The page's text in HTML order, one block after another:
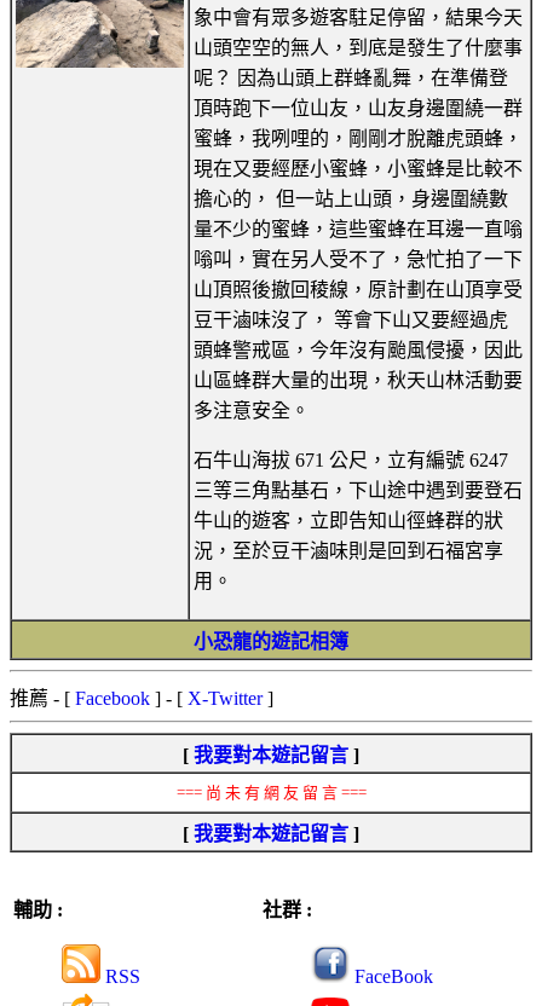
象中會有眾多遊客駐足停留，結果今天
山頭空空的無人，到底是發生了什麼事
呢？ 因為山頭上群蜂亂舞，在準備登
頂時跑下一位山友，山友身邊圍繞一群
蜜蜂，我咧哩的，剛剛才脫離虎頭蜂，
現在又要經歷小蜜蜂，小蜜蜂是比較不
擔心的， 但一站上山頭，身邊圍繞數
量不少的蜜蜂，這些蜜蜂在耳邊一直嗡
嗡叫，實在另人受不了，急忙拍了一下
山頂照後撤回稜線，原計劃在山頂享受
豆干滷味沒了， 等會下山又要經過虎
頭蜂警戒區，今年沒有颱風侵擾，因此
山區蜂群大量的出現，秋天山林活動要
多注意安全。
石牛山海拔 671 公尺，立有編號 6247
三等三角點基石，下山途中遇到要登石
牛山的遊客，立即告知山徑蜂群的狀
況，至於豆干滷味則是回到石福宮享
用。
小恐龍的遊記相簿
推薦 - [ Facebook ] - [ X-Twitter]
[ 我要對本遊記留言 ]
=== 尚 未 有 網 友 留 言 ===
[ 我要對本遊記留言 ]
輔助 :
RSS
社群 :
FaceBook